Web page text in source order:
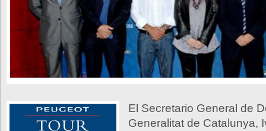
El Secretario General de
Generalitat de Catalunya,